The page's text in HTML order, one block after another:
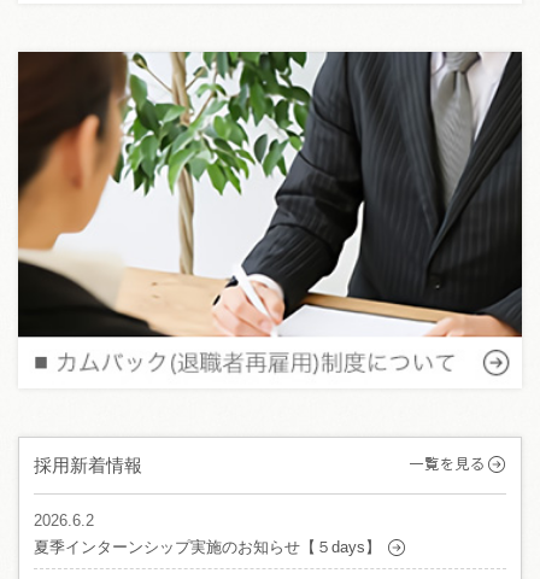
採用新着情報
2026.6.2
夏季インターンシップ実施のお知らせ【５days】